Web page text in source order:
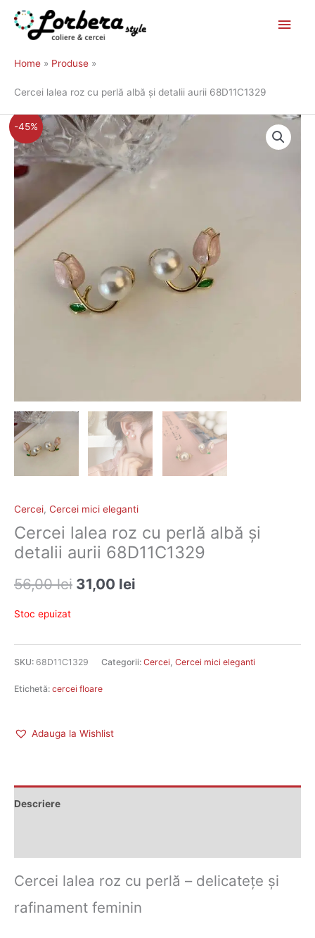
Skip
content
Home Produse
Cercei lalea roz cu perlă albă și detalii aurii 68D11C1329
-45%
Cercei, Cercei mici eleganti
Cercei lalea roz cu perlă albă și
detalii aurii 68D11C1329
56,00lei
Prețul
inițial
a
fost:
31,00 lei
Prețul
curent
Stoc epuizat
SKU: 68D11C1329 Categorii: Cercei, Cercei mici eleganti
Etichetă: cercei floare
Adauga la Wishlist
Descriere
Cercei lalea roz cu perlă – delicatețe și
rafinament feminin